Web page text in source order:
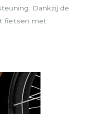
Dankzij de
fietsen met